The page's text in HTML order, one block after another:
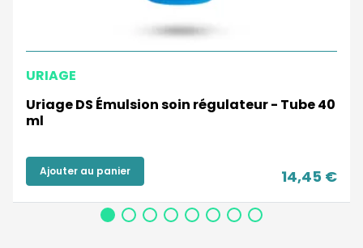
URIAGE
Uriage DS Émulsion soin régulateur - Tube 40
ml
Ajouter au panier 14,45 €